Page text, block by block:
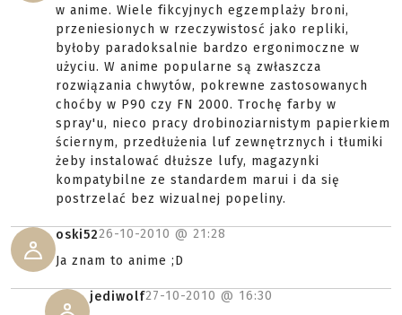
w anime. Wiele fikcyjnych egzemplaży broni,
przeniesionych w rzeczywistosć jako repliki,
byłoby paradoksalnie bardzo ergonimoczne w
użyciu. W anime popularne są zwłaszcza
rozwiązania chwytów, pokrewne zastosowanych
choćby w P90 czy FN 2000. Trochę farby w
spray'u, nieco pracy drobinoziarnistym papierkiem
ściernym, przedłużenia luf zewnętrznych i tłumiki
żeby instalować dłuższe lufy, magazynki
kompatybilne ze standardem marui i da się
postrzelać bez wizualnej popeliny.
oski5226-10-2010 @ 21:28
Ja znam to anime ;D
jediwolf27-10-2010 @ 16:30